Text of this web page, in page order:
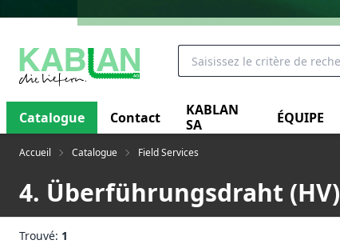
Catalogue Contact
KABLAN
SA
ÉQUIPE
Accueil Catalogue Field Services
4. Überführungsdraht (HV)
Trouvé: 1